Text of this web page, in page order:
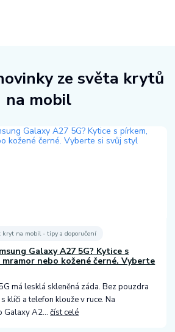
ze světa krytů
na mobil
kryt na mobil - tipy a doporučení
Galaxy A27 5G? Kytice s
nebo kožené černé. Vyberte
má lesklá skleněná záda. Bez pouzdra
klíči a telefon klouže v ruce. Na
Galaxy A2...číst celé